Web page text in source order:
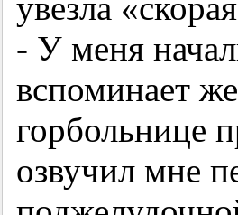
- У меня
вспоминает
горбольнице
озвучил мне